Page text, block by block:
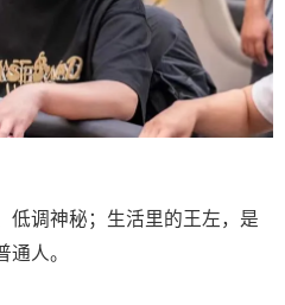
低调神秘；生活里的王左，是
人。